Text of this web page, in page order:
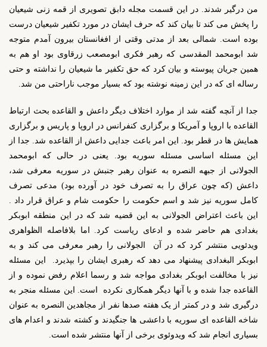
من درگیر شدند. در این قسمت مجله دابق تصویری از قمه زنی شیعیان
را پخش می کند تا بیان کند که حرف ایشان در مورد تکفیر شیعیان درست
بوده است. شمالی بعد از مدتی وقتی از افغانستان بیرون آمدم متوجه
شد ابومحمد المقدسی که رهبر فکری ابومصعب زرقاوی بود او هم به
همین جریان پیوسته و بیان کرد که حق تکفیر ما شیعیان را نداشته و حتی
رساله ای که در این زمینه نوشته بود که بسیار موجب ناراحتی من شد.
جدا از آنچه گفته شد از موارد اختلاف دیگر داعش و القاعده بحث ارتباط
القاعده با اروپا و آمریکا و برگزاری کنفرانس در اروپا و پاریس و برگزاری
همایش ها در قطر بود. این امر باعث جدایی داعش از القاعده شد. جدا از
این مسئله اساسی مسئله سوریه بود. یعنی در حالی که ابومحمد
الجولانی از جبهه النصره به عنوان رهبر جنبش در سوریه معرفی شد،
داعش (که چون عراق را به تصرف خود در آورده بود) مدعی تصرف
کامل سوریه نیز شد و اسم حکومت را حکومت شام و عراق قرار داد .
این باعث اعتراض الجولانی به این قضیه شد که در این منطقه ابوبکر
بغدادی هم حاضر شده و ادعای ریاست کرد. اما بلافاصله الظواهری
ویدئویی منتشر کرد که در آن الجولانی را رهبر معرفی می کند و به
ابوبکر البغدادی پیشنهاد می دهد که رهبری ایشان را بپذیرد. این مسئله
نیز با مخالفت ابوبکر بغدادی مواجه شد و رسما اعلام رفض نموده و از
القاعده جدا شده و با آنها دیگر همکاری نکرده است. این مسئله منجر به
درگیری شد و در کمتر از یک هفته صدها نفر از مجاهدین النصره به عنوان
شاخه القاعده ای سوریه با داعشی ها جنگیدند و کشته شدند و اعدام های
بسیاری انجام شد که ویدوئوی برخی از آنها منتشر شده است.